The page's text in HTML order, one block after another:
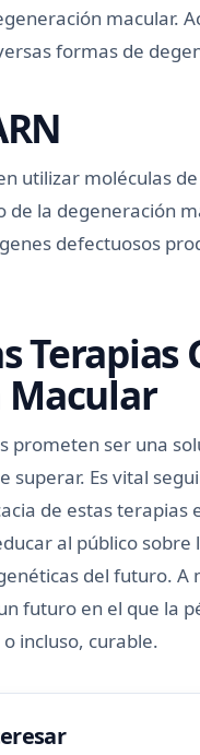
macular.
formas de
utilizar moléculas
de la degeneración
defectuosos
Terapias
Macular
prometen ser una
superar. Es vital
de estas
al público
del futuro. A
futuro en el que la
incluso, curable.